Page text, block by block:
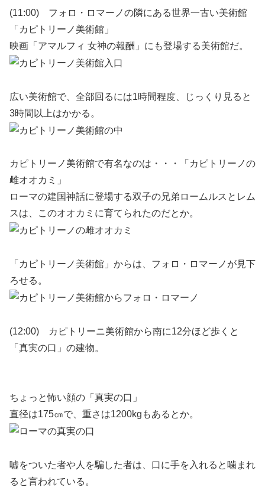
(11:00) フォロ・ロマーノの隣にある世界一古い美術館
「カピトリーノ美術館」
映画「アマルフィ 女神の報酬」にも登場する美術館だ。
広い美術館で、全部回るには1時間程度、じっくり見ると
3時間以上はかかる。
カピトリーノ美術館で有名なのは・・・「カピトリーノの
雌オオカミ」
ローマの建国神話に登場する双子の兄弟ロームルスとレム
スは、このオオカミに育てられたのだとか。
「カピトリーノ美術館」からは、フォロ・ロマーノが見下
ろせる。
(12:00) カピトリーニ美術館から南に12分ほど歩くと
「真実の口」の建物。
ちょっと怖い顔の「真実の口」
直径は175㎝で、重さは1200kgもあるとか。
嘘をついた者や人を騙した者は、口に手を入れると噛まれ
ると言われている。